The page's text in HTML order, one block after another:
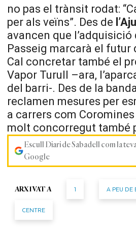
no pas el trànsit rodat:
per als veïns”. Des de
avancen que
Passeig marcarà el futur
Cal concretar també el
Vapor Turull –ara,
del barri-. Des de la
reclamen mesures per
a carrers com
molt concorregut també
Escull Diari de Sabadell com la
Google
ARXIVAT A 1 A PEU DE
CENTRE